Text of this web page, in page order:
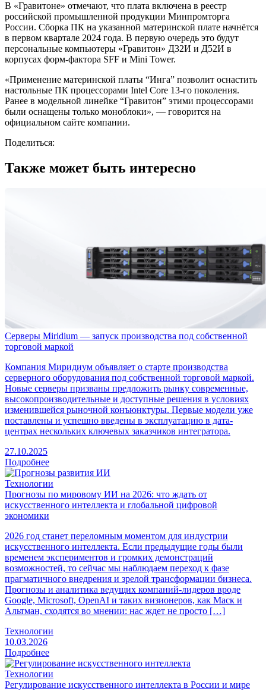
В «Гравитоне» отмечают, что плата включена в реестр
российской промышленной продукции Минпромторга
России. Сборка ПК на указанной материнской плате начнётся
в первом квартале 2024 года. В первую очередь это будут
персональные компьютеры «Гравитон» Д32И и Д52И в
корпусах форм-фактора SFF и Mini Tower.
«Применение материнской платы “Инга” позволит оснастить
настольные ПК процессорами Intel Core 13-го поколения.
Ранее в модельной линейке “Гравитон” этими процессорами
были оснащены только моноблоки», — говорится на
официальном сайте компании.
Поделиться:
Также может быть интересно
Серверы Miridium — запуск производства под собственной
торговой маркой
Компания Миридиум объявляет о старте производства
серверного оборудования под собственной торговой маркой.
Новые серверы призваны предложить рынку современные,
высокопроизводительные и доступные решения в условиях
изменившейся рыночной конъюнктуры. Первые модели уже
поставлены и успешно введены в эксплуатацию в дата-
центрах нескольких ключевых заказчиков интегратора.
27.10.2025
Подробнее
Технологии
Прогнозы по мировому ИИ на 2026: что ждать от
искусственного интеллекта и глобальной цифровой
экономики
2026 год станет переломным моментом для индустрии
искусственного интеллекта. Если предыдущие годы были
временем экспериментов и громких демонстраций
возможностей, то сейчас мы наблюдаем переход к фазе
прагматичного внедрения и зрелой трансформации бизнеса.
Прогнозы и аналитика ведущих компаний-лидеров вроде
Google, Microsoft, OpenAI и таких визионеров, как Маск и
Альтман, сходятся во мнении: нас ждет не просто […]
Технологии
10.03.2026
Подробнее
Технологии
Регулирование искусственного интеллекта в России и мире